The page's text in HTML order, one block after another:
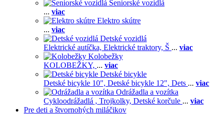
Seniorské vozidlá
... viac
Elektro skútre
... viac
Detské vozidlá
Elektrické autíčka, Elektrické traktory, Š ... viac
Kolobežky
KOLOBEŽKY, ... viac
Detské bicykle
Detské bicykle 10", Detské bicykle 12", Dets ... viac
Odrážadla a vozítka
Cykloodrážadlá , Trojkolky, Detské korčule ... viac
Pre deti a štvornohých miláčikov